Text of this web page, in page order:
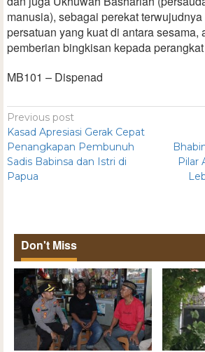
manusia), sebagai perekat
persatuan yang kuat di antara sesama,
pemberian bingkisan kepada
MB101 – Dispenad
Previous post
Kasad Apresiasi Gerak Cepat
Penangkapan Pembunuh
Sadis Babinsa dan Istri di
Papua
Pilar
Don't Miss